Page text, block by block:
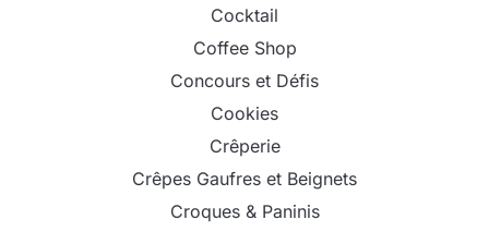
Cocktail
Coffee Shop
Concours et Défis
Cookies
Crêperie
Crêpes Gaufres et Beignets
Croques & Paninis